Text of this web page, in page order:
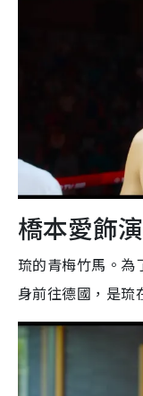
橋本愛飾
琉的青梅竹馬。為
身前往德國，是琉